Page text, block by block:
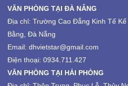
VĂN PHÒNG TẠI ĐÀ NẴNG
Địa chỉ: Trường Cao Đẳng Kinh Tế Kế
Bằng, Đà Nẵng
Email: dhvietstar@gmail.com
Điện thoại: 0934.711.427
VĂN PHÒNG TẠI HẢI PHÒNG